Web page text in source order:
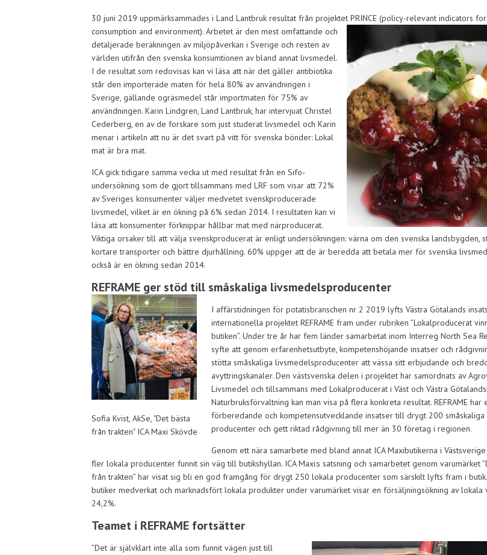
30 juni 2019 uppmärksammades i Land Lantbruk resultat från projektet PRINCE (policy-relevant indicators
consumption and environment). Arbetet är den mest omfattande och
detaljerade beräkningen av miljöpåverkan i Sverige och resten av
världen utifrån den svenska konsumtionen av bland annat livsmedel.
I de resultat som redovisas kan vi läsa att när det gäller antibiotika
står den importerade maten för hela 80% av användningen i
Sverige, gällande ogräsmedel står importmaten för 75% av
användningen. Karin Lindgren, Land Lantbruk, har intervjuat Christel
Cederberg, en av de forskare som just studerat livsmedel och Karin
menar i artikeln att nu är det svart på vitt för svenska bönder: Lokal
mat är bra mat.
ICA gick tidigare samma vecka ut med resultat från en Sifo-
undersökning som de gjort tillsammans med LRF som visar att 72%
av Sveriges konsumenter väljer medvetet svenskproducerade
livsmedel, vilket är en ökning på 6% sedan 2014. I resultaten kan vi
läsa att konsumenter förknippar hållbar mat med närproducerat.
Viktiga orsaker till att välja svenskproducerat är enligt undersökningen: värna om den svenska landsbygden,
kortare transporter och bättre djurhållning. 60% uppger att de är beredda att betala mer för svenska
också är en ökning sedan 2014.
REFRAME ger stöd till småskaliga livsmedelsproducenter
Sofia Kvist, AkSe, "Det bästa
från trakten" ICA Maxi Skövde
I affärstidningen för potatisbranschen nr 2 2019 lyfts Västra Götalands
internationella projektet REFRAME fram under rubriken ”Lokalproducerat
butiken”. Under tre år har fem länder samarbetat inom Interreg North Sea
syfte att genom erfarenhetsutbyte, kompetenshöjande insatser och
stötta småskaliga livsmedelsproducenter att vässa sitt erbjudande och
avyttringskanaler. Den västsvenska delen i projektet har samordnats av
Livsmedel och tillsammans med Lokalproducerat i Väst och Västra
Naturbruksförvaltning kan man visa på flera konkreta resultat. REFRAME har
förberedande och kompetensutvecklande insatser till drygt 200 småskaliga
producenter och gett riktad rådgivning till mer än 30 företag i regionen.
Genom ett nära samarbete med bland annat ICA Maxibutikerna i
fler lokala producenter funnit sin väg till butikshyllan. ICA Maxi:s satsning och samarbetet genom varumärket
från trakten” har visat sig bli en god framgång för drygt 250 lokala producenter som särskilt lyfts fram i
butiker medverkat och marknadsfört lokala produkter under varumärket visar en försäljningsökning av lokala
24,2%.
Teamet i REFRAME fortsätter
”Det är självklart inte alla som funnit vägen just till